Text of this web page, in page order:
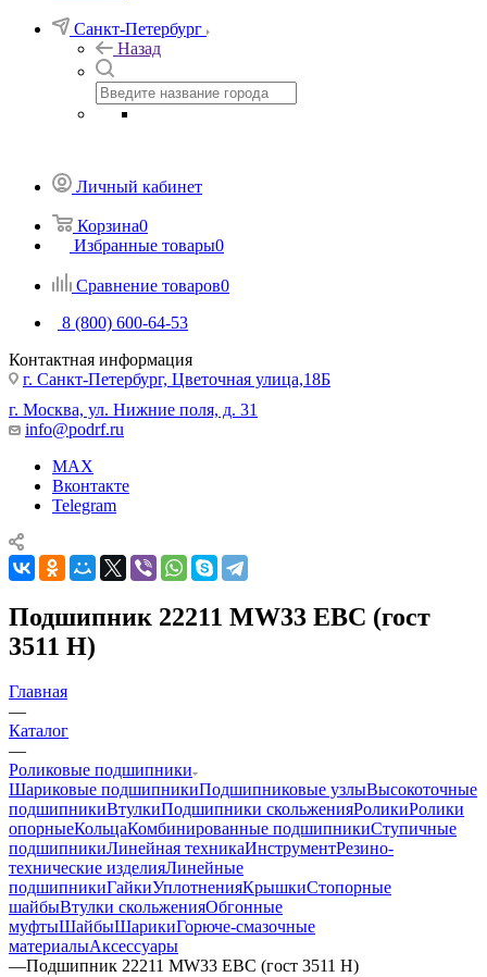
Санкт-Петербург
Назад
Личный кабинет
Корзина0
Избранные товары0
Сравнение товаров0
8 (800) 600-64-53
Контактная информация
г. Санкт-Петербург, Цветочная улица,18Б
г. Москва, ул. Нижние поля, д. 31
info@podrf.ru
MAX
Вконтакте
Telegram
Подшипник 22211 MW33 EBC (гост
3511 Н)
Главная
—
Каталог
—
Роликовые подшипники
Шариковые подшипникиПодшипниковые узлыВысокоточные
подшипникиВтулкиПодшипники скольженияРоликиРолики
опорныеКольцаКомбинированные подшипникиСтупичные
подшипникиЛинейная техникаИнструментРезино-
технические изделияЛинейные
подшипникиГайкиУплотненияКрышкиСтопорные
шайбыВтулки скольженияОбгонные
муфтыШайбыШарикиГорюче-смазочные
материалыАксессуары
—Подшипник 22211 MW33 EBC (гост 3511 Н)